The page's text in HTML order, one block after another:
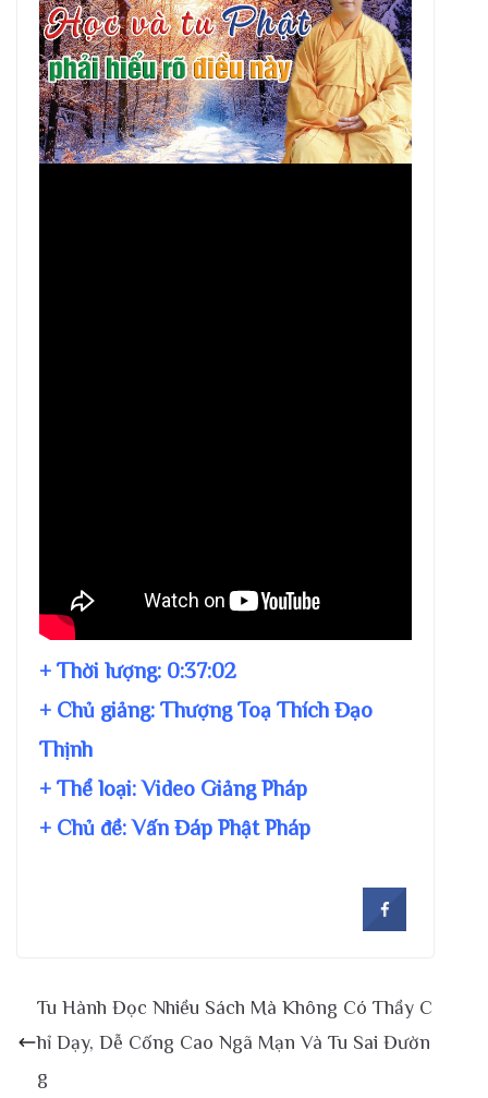
+ Thời lượng: 0:37:02
+ Chủ giảng: Thượng Toạ Thích Đạo
Thịnh
+ Thể loại: Video Giảng Pháp
+ Chủ đề:Vấn Đáp Phật Pháp
Tu Hành Đọc Nhiều Sách Mà Không Có Thầy C
hỉ Dạy, Dễ Cống Cao Ngã Mạn Và Tu Sai Đườn
g